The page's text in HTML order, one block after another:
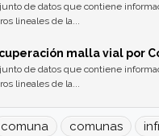
de datos que contiene
lineales de la...
malla vial por
de datos que contiene
lineales de la...
comuna comunas